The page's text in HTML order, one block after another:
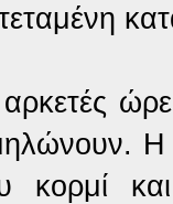
Η
κορμί